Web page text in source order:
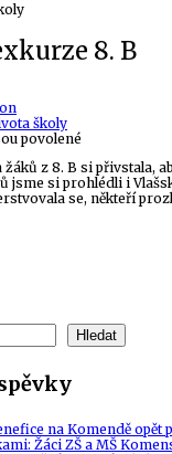
8. B
školy
povolené
s
názvem
Zeměpisná
z 8. B si přivstala,
jsme si prohlédli i
se, někteří
Hledat
na Komendě opět
Žáci ZŠ a MŠ